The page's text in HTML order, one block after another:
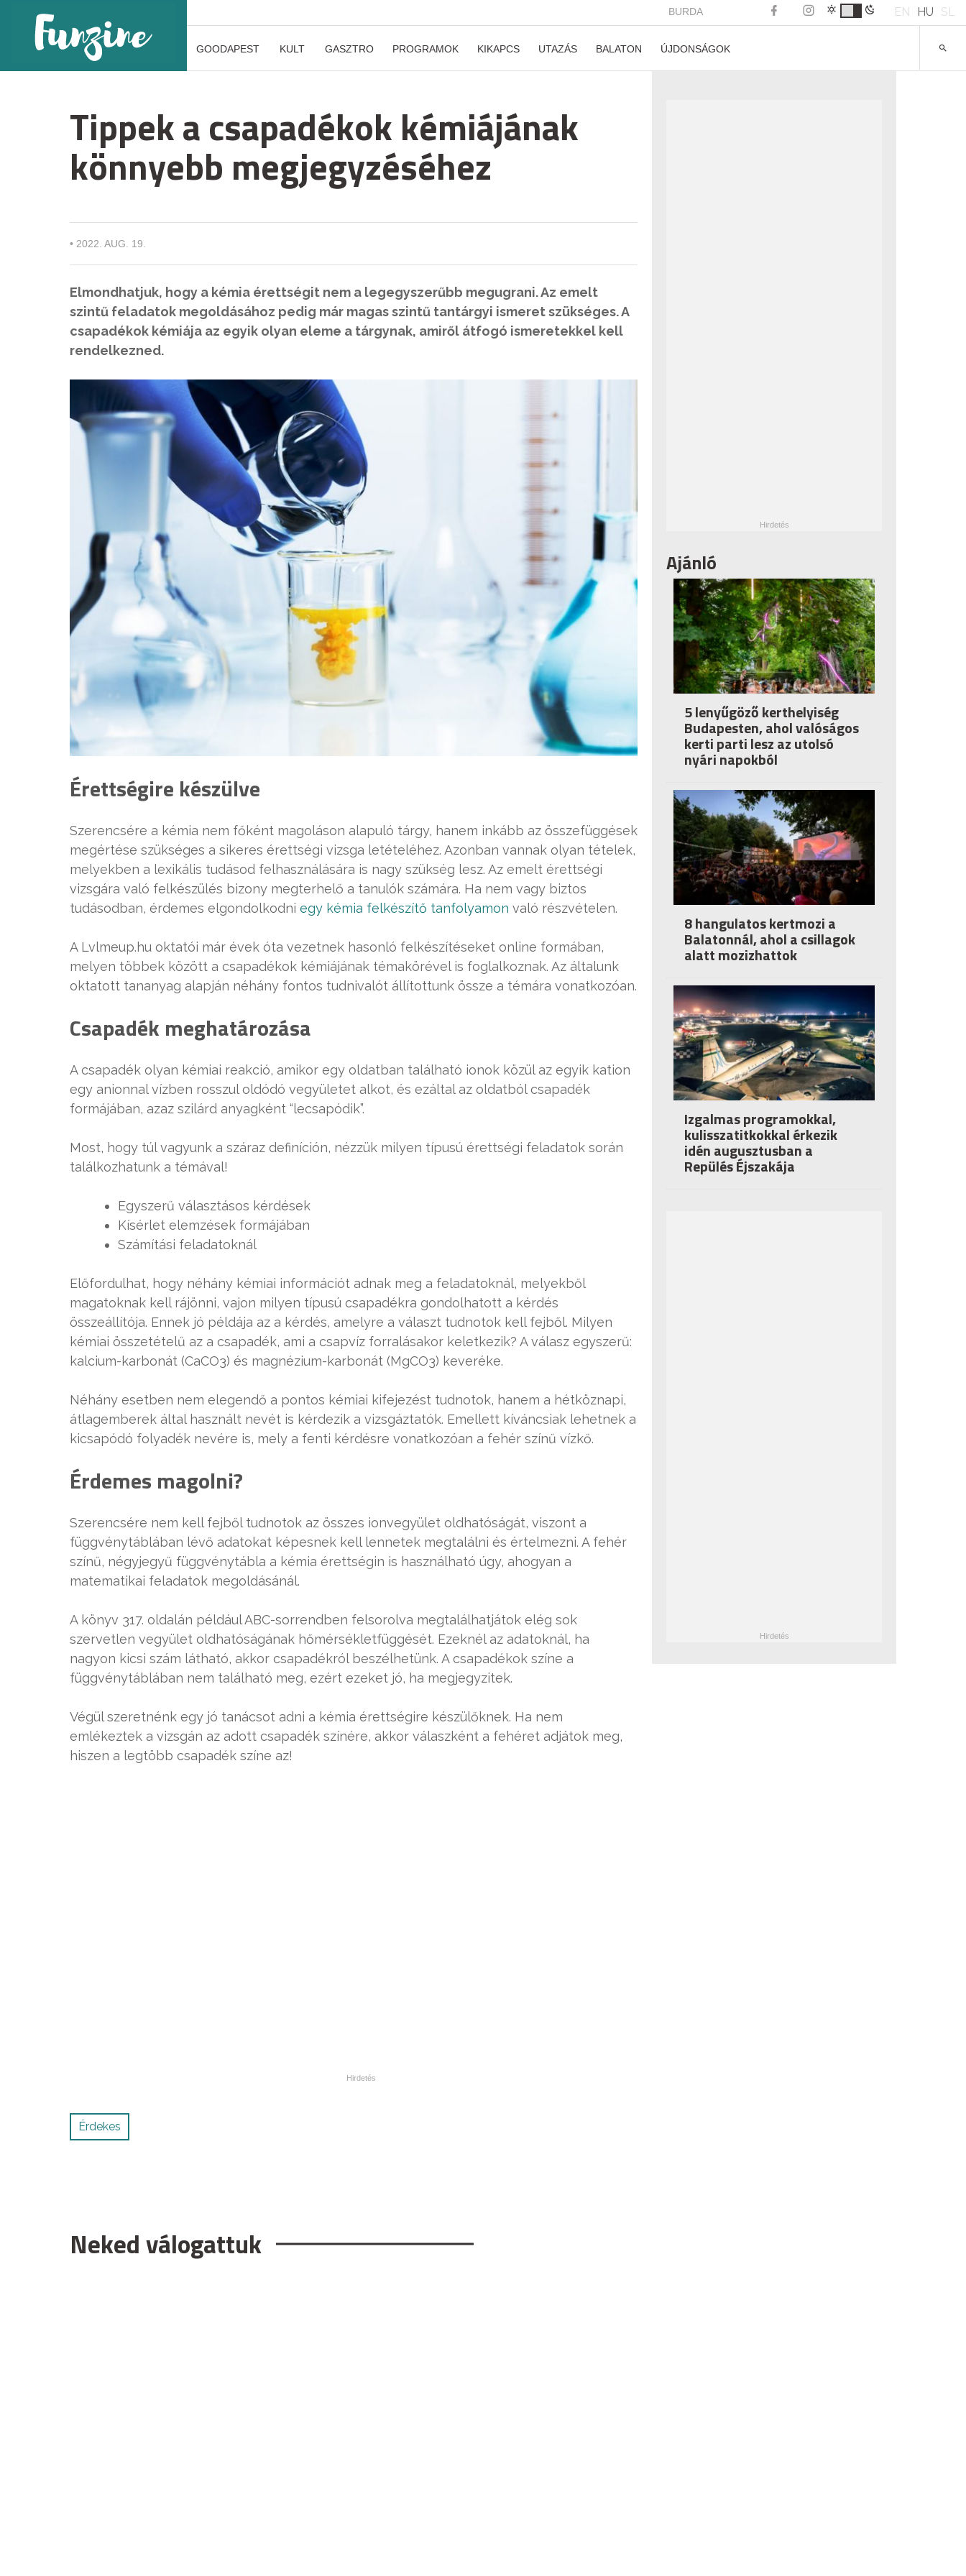
BURDA EN HU SL
GOODAPEST KULT GASZTRO PROGRAMOK KIKAPCS UTAZÁS BALATON ÚJDONSÁGOK
Tippek a csapadékok kémiájának
könnyebb megjegyzéséhez
• 2022. AUG. 19.
Elmondhatjuk, hogy a kémia érettségit nem a legegyszerűbb megugrani. Az emelt
szintű feladatok megoldásához pedig már magas szintű tantárgyi ismeret szükséges. A
csapadékok kémiája az egyik olyan eleme a tárgynak, amiről átfogó ismeretekkel kell
rendelkezned.
Érettségire készülve
Szerencsére a kémia nem főként magoláson alapuló tárgy, hanem inkább az összefüggések
megértése szükséges a sikeres érettségi vizsga letételéhez. Azonban vannak olyan tételek,
melyekben a lexikális tudásod felhasználására is nagy szükség lesz. Az emelt érettségi
vizsgára való felkészülés bizony megterhelő a tanulók számára. Ha nem vagy biztos
tudásodban, érdemes elgondolkodni egy kémia felkészítő tanfolyamon való részvételen.
A Lvlmeup.hu oktatói már évek óta vezetnek hasonló felkészítéseket online formában,
melyen többek között a csapadékok kémiájának témakörével is foglalkoznak. Az általunk
oktatott tananyag alapján néhány fontos tudnivalót állítottunk össze a témára vonatkozóan.
Csapadék meghatározása
A csapadék olyan kémiai reakció, amikor egy oldatban található ionok közül az egyik kation
egy anionnal vízben rosszul oldódó vegyületet alkot, és ezáltal az oldatból csapadék
formájában, azaz szilárd anyagként “lecsapódik”.
Most, hogy túl vagyunk a száraz definíción, nézzük milyen típusú érettségi feladatok során
találkozhatunk a témával!
Egyszerű választásos kérdések
Kísérlet elemzések formájában
Számítási feladatoknál
Előfordulhat, hogy néhány kémiai információt adnak meg a feladatoknál, melyekből
magatoknak kell rájönni, vajon milyen típusú csapadékra gondolhatott a kérdés
összeállítója. Ennek jó példája az a kérdés, amelyre a választ tudnotok kell fejből. Milyen
kémiai összetételű az a csapadék, ami a csapvíz forralásakor keletkezik? A válasz egyszerű:
kalcium-karbonát (CaCO3) és magnézium-karbonát (MgCO3) keveréke.
Néhány esetben nem elegendő a pontos kémiai kifejezést tudnotok, hanem a hétköznapi,
átlagemberek által használt nevét is kérdezik a vizsgáztatók. Emellett kíváncsiak lehetnek a
kicsapódó folyadék nevére is, mely a fenti kérdésre vonatkozóan a fehér színű vízkő.
Érdemes magolni?
Szerencsére nem kell fejből tudnotok az összes ionvegyület oldhatóságát, viszont a
függvénytáblában lévő adatokat képesnek kell lennetek megtalálni és értelmezni. A fehér
színű, négyjegyű függvénytábla a kémia érettségin is használható úgy, ahogyan a
matematikai feladatok megoldásánál.
A könyv 317. oldalán például ABC-sorrendben felsorolva megtalálhatjátok elég sok
szervetlen vegyület oldhatóságának hőmérsékletfüggését. Ezeknél az adatoknál, ha
nagyon kicsi szám látható, akkor csapadékról beszélhetünk. A csapadékok színe a
függvénytáblában nem található meg, ezért ezeket jó, ha megjegyzitek.
Végül szeretnénk egy jó tanácsot adni a kémia érettségire készülőknek. Ha nem
emlékeztek a vizsgán az adott csapadék színére, akkor válaszként a fehéret adjátok meg,
hiszen a legtöbb csapadék színe az!
Érdekes
Neked válogattuk
Ajánló
5 lenyűgöző kerthelyiség
Budapesten, ahol valóságos
kerti parti lesz az utolsó
nyári napokból
8 hangulatos kertmozi a
Balatonnál, ahol a csillagok
alatt mozizhattok
Izgalmas programokkal,
kulisszatitkokkal érkezik
idén augusztusban a
Repülés Éjszakája